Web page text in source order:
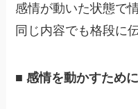
感情が動いた状態で
同じ内容でも格段に
■ 感情を動かすため